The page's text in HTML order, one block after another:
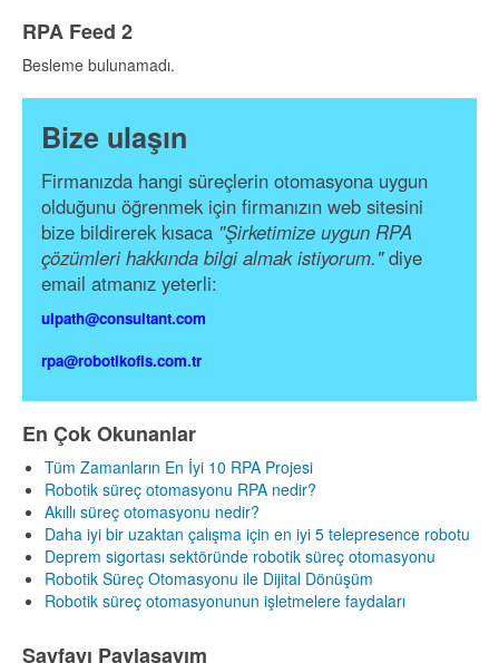
RPA Feed 2
Besleme bulunamadı.
Bize ulaşın
Firmanızda hangi süreçlerin otomasyona uygun
olduğunu öğrenmek için firmanızın web sitesini
bize bildirerek kısaca "Şirketimize uygun RPA
çözümleri hakkında bilgi almak istiyorum."diye
email atmanız yeterli:
uipath@consultant.com
rpa@robotikofis.com.tr
En Çok Okunanlar
Tüm Zamanların En İyi 10 RPA Projesi
Robotik süreç otomasyonu RPA nedir?
Akıllı süreç otomasyonu nedir?
Daha iyi bir uzaktan çalışma için en iyi 5 telepresence robotu
Deprem sigortası sektöründe robotik süreç otomasyonu
Robotik Süreç Otomasyonu ile Dijital Dönüşüm
Robotik süreç otomasyonunun işletmelere faydaları
Sayfayı Paylaşayım